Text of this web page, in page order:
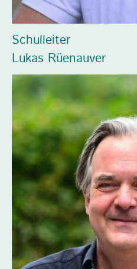
Schulleiter
Lukas Rüenauver